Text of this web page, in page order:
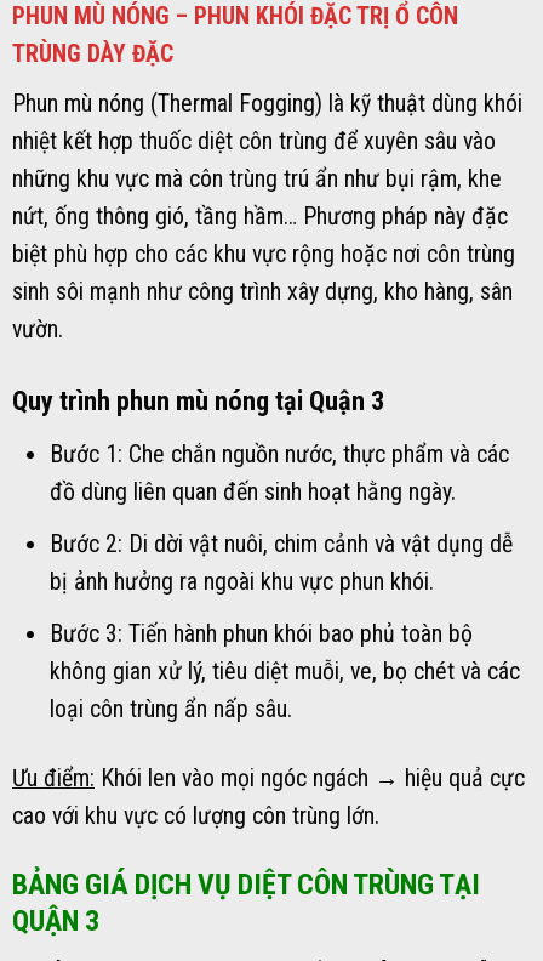
PHUN MÙ NÓNG – PHUN KHÓI ĐẶC TRỊ Ổ CÔN
TRÙNG DÀY ĐẶC
Phun mù nóng (Thermal Fogging) là kỹ thuật dùng khói
nhiệt kết hợp thuốc diệt côn trùng để xuyên sâu vào
những khu vực mà côn trùng trú ẩn như bụi rậm, khe
nứt, ống thông gió, tầng hầm… Phương pháp này đặc
biệt phù hợp cho các khu vực rộng hoặc nơi côn trùng
sinh sôi mạnh như công trình xây dựng, kho hàng, sân
vườn.
Quy trình phun mù nóng tại Quận 3
Bước 1: Che chắn nguồn nước, thực phẩm và các
đồ dùng liên quan đến sinh hoạt hằng ngày.
Bước 2: Di dời vật nuôi, chim cảnh và vật dụng dễ
bị ảnh hưởng ra ngoài khu vực phun khói.
Bước 3: Tiến hành phun khói bao phủ toàn bộ
không gian xử lý, tiêu diệt muỗi, ve, bọ chét và các
loại côn trùng ẩn nấp sâu.
Ưu điểm: Khói len vào mọi ngóc ngách → hiệu quả cực
cao với khu vực có lượng côn trùng lớn.
BẢNG GIÁ DỊCH VỤ DIỆT CÔN TRÙNG TẠI
QUẬN 3